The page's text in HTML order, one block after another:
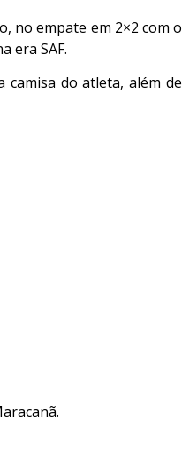
no empate em 2×2 com o
era SAF.
do atleta, além de